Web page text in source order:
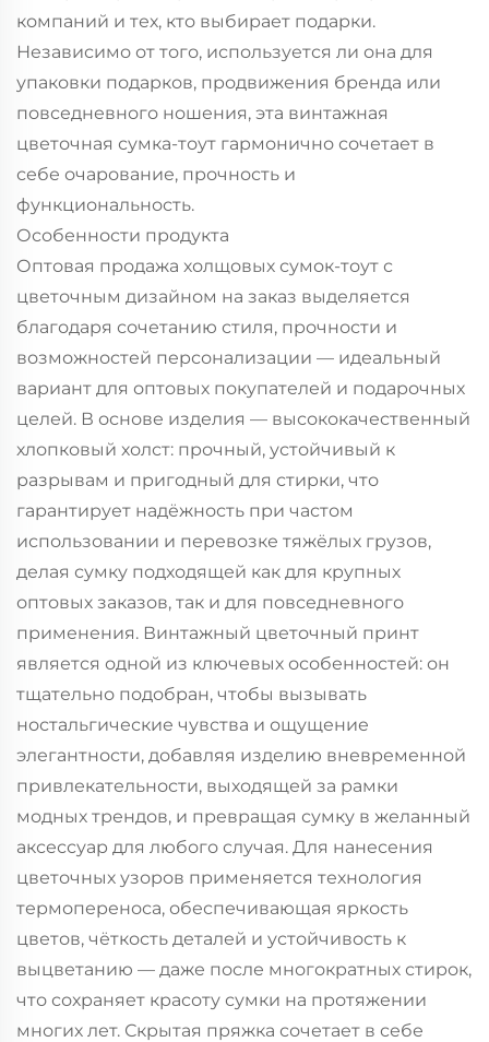
компаний и тех, кто выбирает подарки.
Независимо от того, используется ли она для
упаковки подарков, продвижения бренда или
повседневного ношения, эта винтажная
цветочная сумка-тоут гармонично сочетает в
себе очарование, прочность и
функциональность.
Особенности продукта
Оптовая продажа холщовых сумок-тоут с
цветочным дизайном на заказ выделяется
благодаря сочетанию стиля, прочности и
возможностей персонализации — идеальный
вариант для оптовых покупателей и подарочных
целей. В основе изделия — высококачественный
хлопковый холст: прочный, устойчивый к
разрывам и пригодный для стирки, что
гарантирует надёжность при частом
использовании и перевозке тяжёлых грузов,
делая сумку подходящей как для крупных
оптовых заказов, так и для повседневного
применения. Винтажный цветочный принт
является одной из ключевых особенностей: он
тщательно подобран, чтобы вызывать
ностальгические чувства и ощущение
элегантности, добавляя изделию вневременной
привлекательности, выходящей за рамки
модных трендов, и превращая сумку в желанный
аксессуар для любого случая. Для нанесения
цветочных узоров применяется технология
термопереноса, обеспечивающая яркость
цветов, чёткость деталей и устойчивость к
выцветанию — даже после многократных стирок,
что сохраняет красоту сумки на протяжении
многих лет. Скрытая пряжка сочетает в себе